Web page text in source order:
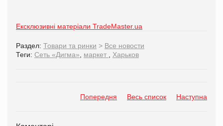
Ексклюзивні матеріали TradeMaster.ua
Раздел: Товари та ринки > Все новости
Теги: Сеть «Дигма» маркет Харьков
Попередня Весь список Наступна